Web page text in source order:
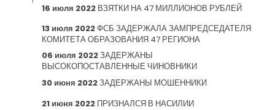
16 июля 2022 ВЗЯТКИ НА 47 МИЛЛИОНОВ РУБЛЕЙ
13 июля 2022ФСБ ЗАДЕРЖАЛА ЗАМПРЕДСЕДАТЕЛЯ
КОМИТЕТА ОБРАЗОВАНИЯ 47 РЕГИОНА
06 июля 2022ЗАДЕРЖАНЫ
ВЫСОКОПОСТАВЛЕННЫЕ ЧИНОВНИКИ
30 июня 2022ЗАДЕРЖАНЫ МОШЕННИКИ
21 июня 2022 ПРИЗНАЛСЯ В НАСИЛИИ